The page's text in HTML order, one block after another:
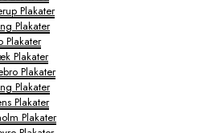
Plakater
Plakater
Plakater
Plakater
Plakater
Plakater
Plakater
Plakater